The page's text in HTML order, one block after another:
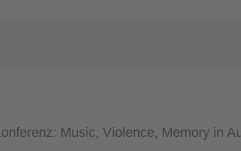
Music, Violence, Memory in